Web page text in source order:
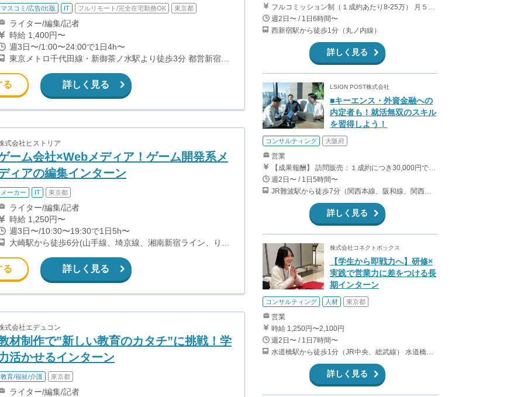
マスコミ/広告/出版 IT フルリモート/完全在宅勤務OK 東京都
ライター/編集/記者
時給 1,400円〜
週3日〜/1:00〜24:00で1日4h〜
東京メトロ千代田線・新御茶ノ水駅より徒歩3分 都営新宿
り徒歩4分 JR神田駅･御茶ノ水駅、東西線の竹橋駅、半蔵門
線･三田線の神保町駅も徒歩圏内
る 詳しく見る
式会社ヒストリア
ーム会社×Webメディア！ゲーム開発系メ
ィアの編集インターン
メーカー IT 東京都
ライター/編集/記者
時給 1,250円〜
週3日〜/10:30〜19:30で1日5h〜
大崎駅から徒歩6分(山手線、埼京線、湘南新宿ライン、りん
上線) 大崎広小路駅から徒歩2分(東急池上線)
る 詳しく見る
式会社エデュコン
材制作で”新しい教育のカタチ”に挑戦！学
活かせるインターン
教育/福祉/介護 東京都
ライター/編集/記者
フルコミッション制（１成約あたり8-25万） 月５０万以上稼ぐインターン生も多数います！ ■収入例 ○入社１ヶ月目（明治大学2年生） 役職：アポインター 月間１契約×８万円＝８万円 ＋交通費 ○入社３ヶ月目（東京大学２年生） 役職：アポインター（ランク：ブロンズ） 月間３契約×10万円＝30万円 ＋交通費 ○入社６ヶ月目（早稲田大学３年生） 役職：アポインター（ランク：シルバー） 月間５契約×12万円＝60万円 ＋交通費 ○入社15ヶ月目（慶應大学３年生） 役職：クローザー 月間３契約×25万＝75万円 ＋交通費
週2日〜 / 1日6時間〜
西新宿駅から徒歩1分（丸ノ内線）
詳しく見る
LSIGN POST株式会社
■キーエンス・外資金融への
内定者も！就活無双のスキル
を習得しよう！
コンサルティング 大阪府
営業
【成果報酬】 訪問販売：１成約につき30,000円です。 例えば、光インターネットの成約であれば、平均的に2.5日で1件の契約が見込めます。（12,000円/1日6時間稼働） ＜月収例＞月に100万以上稼ぐ方もいます！ ・月5件成約：150,000円 ・月15件成約：450,000円 ・月30成約：900,000円➕マネジメントインセンティブ300,000円 合計1,200,000円 時給換算で2,000円程度が、平均的なインターン生の報酬となっています。
週2日〜 / 1日5時間〜
JR難波駅から徒歩7分（関西本線、阪和線、関西空港線） 大阪難波駅から徒歩13分（近鉄奈良線、阪神なんば線） 桜川駅から徒歩4分（大阪メトロ千日前線、阪神なんば線）
詳しく見る
株式会社コネクトボックス
【学生から即戦力へ】研修×
実践で営業力に差をつける長
期インターン
コンサルティング 人材 東京都
営業
時給 1,250円〜2,100円
週2日〜 / 1日7時間〜
水道橋駅から徒歩1分（JR中央、総武線） 水道橋駅から徒歩6分（都営三田線）
詳しく見る